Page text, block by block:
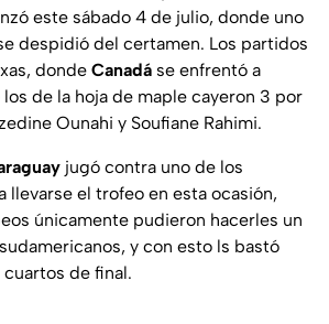
este sábado 4 de julio, donde uno
despidió del certamen. Los partidos
donde Canadá se enfrentó a
los de la hoja de maple cayeron 3 por
Ounahi y Soufiane Rahimi.
jugó contra uno de los
llevarse el trofeo en esta ocasión,
únicamente pudieron hacerles un
y con esto ls bastó
de final.